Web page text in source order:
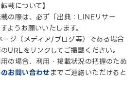
載について】
の際は、必ず「出典：LINEリサー
ようお願いいたします。
ジ（メディア/ブログ等）である場合
URLをリンクしてご掲載ください。
の場合、利用・掲載状況の把握のため
お問い合わせまでご連絡いただけると